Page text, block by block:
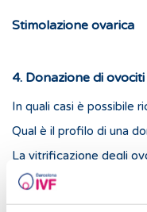
Stimolazione ovarica
4. Donazione di ovociti
In quali casi è possibile
Qual è il profilo di una
La vitrificazione degli
ricorso alla donazione?